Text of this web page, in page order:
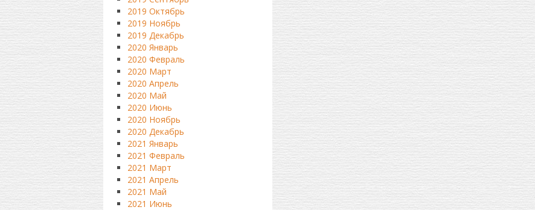
2019 Октябрь
2019 Ноябрь
2019 Декабрь
2020 Январь
2020 Февраль
2020 Март
2020 Апрель
2020 Май
2020 Июнь
2020 Ноябрь
2020 Декабрь
2021 Январь
2021 Февраль
2021 Март
2021 Апрель
2021 Май
2021 Июнь